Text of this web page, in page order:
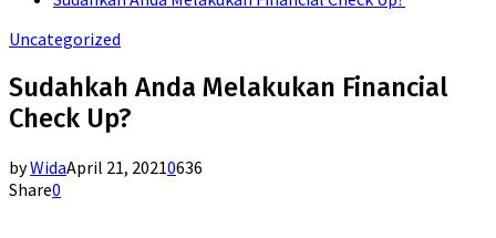
Uncategorized
Sudahkah Anda Melakukan Financial
Check Up?
byWidaApril 21, 20210636
Share0